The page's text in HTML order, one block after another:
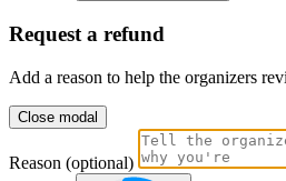
Request a refund
Add a reason to help the organizers
Close modal
Reason (optional)